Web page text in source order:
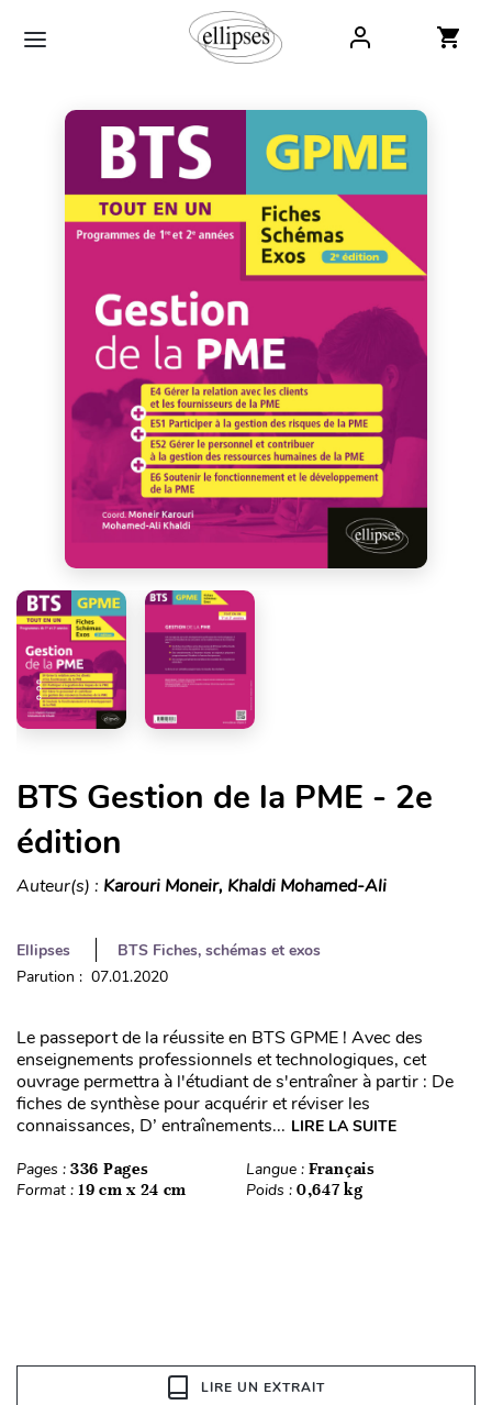
BTS Gestion de la PME - 2e
édition
Auteur(s) : Karouri Moneir, Khaldi Mohamed-Ali
Ellipses
BTS Fiches, schémas et exos
Parution : 07.01.2020
Le passeport de la réussite en BTS GPME ! Avec des
enseignements professionnels et technologiques, cet
ouvrage permettra à l'étudiant de s'entraîner à partir : De
fiches de synthèse pour acquérir et réviser les
connaissances, D’ entraînements... LIRE LA SUITE
Pages : 336 Pages Langue : Français
Format : 19 cm x 24 cm Poids : 0,647 kg
LIRE UN EXTRAIT